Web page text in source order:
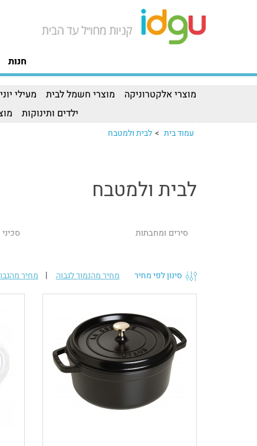
חנות
מוצרי אלקטרוניקה מוצרי חשמל לבית מעילי
ילדים ותינוקות
עמוד בית > לבית ולמטבח
לבית ולמטבח
סירים ומחבתות
סינון לפי מחיר מחיר מהנמוך לגבוה |מחיר